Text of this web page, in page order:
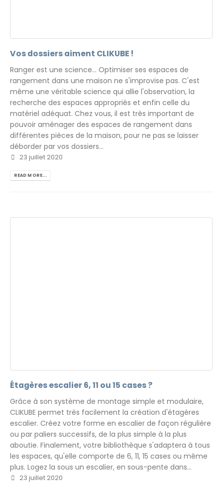
Vos dossiers aiment CLIKUBE !
Ranger est une science... Optimiser ses espaces de
rangement dans une maison ne s'improvise pas. C'est
même une véritable science qui allie l'observation, la
recherche des espaces appropriés et enfin celle du
matériel adéquat. Chez vous, il est très important de
pouvoir aménager des espaces de rangement dans
différentes pièces de la maison, pour ne pas se laisser
déborder par vos dossiers...
23 juillet 2020
READ MORE...
Étagères escalier 6, 11 ou 15 cases ?
Grâce à son système de montage simple et modulaire,
CLIKUBE permet très facilement la création d'étagères
escalier. Créez votre forme en escalier de façon régulière
ou par paliers successifs, de la plus simple à la plus
aboutie. Finalement, votre bibliothèque s'adaptera à tous
les espaces, qu'elle comporte de 6, 11, 15 cases ou même
plus. Logez la sous un escalier, en sous-pente dans...
23 juillet 2020